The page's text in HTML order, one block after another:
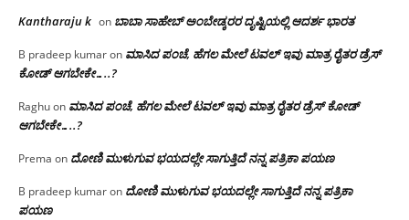
Kantharaju k on ಬಾಬಾ ಸಾಹೇಬ್ ಅಂಬೇಡ್ಕರರ ದೃಷ್ಟಿಯಲ್ಲಿ ಆದರ್ಶ ಭಾರತ
B pradeep kumaron ಮಾಸಿದ ಪಂಚೆ, ಹೆಗಲ ಮೇಲೆ ಟವಲ್‌ ಇವು ಮಾತ್ರ ರೈತರ ಡ್ರೆಸ್‌
ಕೋಡ್ ಆಗಬೇಕೇ…..?‌
Raghuon ಮಾಸಿದ ಪಂಚೆ, ಹೆಗಲ ಮೇಲೆ ಟವಲ್‌ ಇವು ಮಾತ್ರ ರೈತರ ಡ್ರೆಸ್‌ ಕೋಡ್
ಆಗಬೇಕೇ…..?‌
Prema on ದೋಣಿ ಮುಳುಗುವ ಭಯದಲ್ಲೇ ಸಾಗುತ್ತಿದೆ ನನ್ನ ಪತ್ರಿಕಾ ಪಯಣ
B pradeep kumaron ದೋಣಿ ಮುಳುಗುವ ಭಯದಲ್ಲೇ ಸಾಗುತ್ತಿದೆ ನನ್ನ ಪತ್ರಿಕಾ
ಪಯಣ